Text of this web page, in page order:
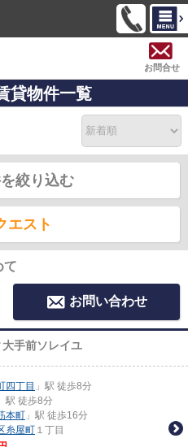
お問合せ
貸物件一覧
絞り込む
エスト
て
お問い合わせ
手前ソレイユ
四丁目 」駅 徒歩8分
」駅 徒歩8分
本町 」駅 徒歩16分
糸屋町 １丁目